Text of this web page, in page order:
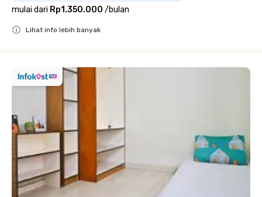
mulai dari Rp1.350.000 /bulan
Lihat info lebih banyak